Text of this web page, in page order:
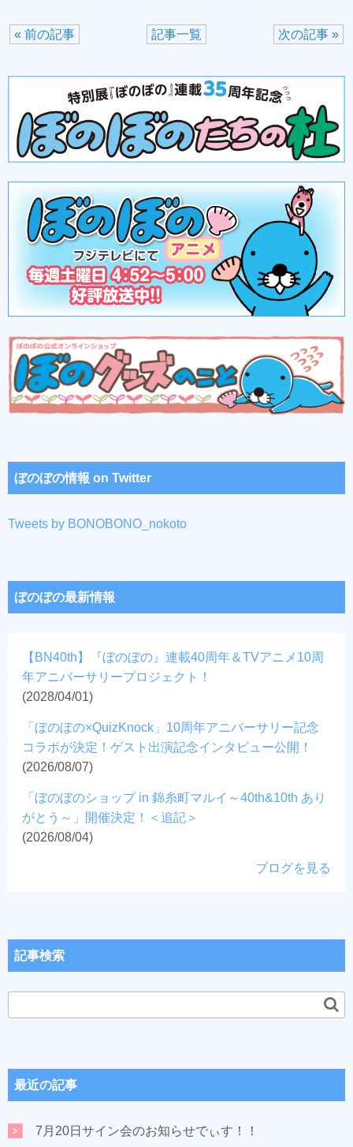
次の記事 »
記事一覧
« 前の記事
ぼのぼの情報 on Twitter
Tweets by BONOBONO_nokoto
ぼのぼの最新情報
【BN40th】『ぼのぼの』連載40周年＆TVアニメ10周
年アニバーサリープロジェクト！
(2028/04/01)
「ぼのぼの×QuizKnock」10周年アニバーサリー記念
コラボが決定！ゲスト出演記念インタビュー公開！
(2026/08/07)
「ぼのぼのショップ in 錦糸町マルイ～40th&10th あり
がとう～」開催決定！＜追記＞
(2026/08/04)
ブログを見る
記事検索
最近の記事
7月20日サイン会のお知らせでぃす！！